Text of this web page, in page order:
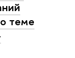
теме